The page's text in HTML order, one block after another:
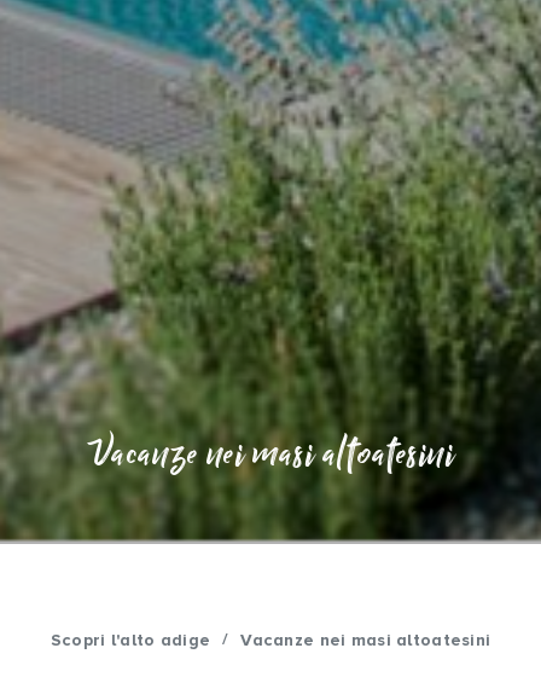
Vacanze nei masi altoatesini
Scopri l'alto adige / Vacanze nei masi altoatesini